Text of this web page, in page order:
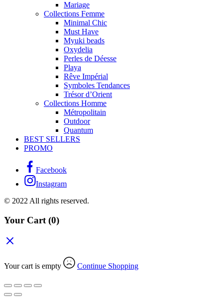
Mariage
Collections Femme
Minimal Chic
Must Have
Myuki beads
Oxydelia
Perles de Déesse
Playa
Rêve Impérial
Symboles Tendances
Trésor d’Orient
Collections Homme
Métropolitain
Outdoor
Quantum
BEST SELLERS
PROMO
Facebook
Instagram
© 2022 All rights reserved.
Your Cart (0)
Your cart is empty Continue Shopping